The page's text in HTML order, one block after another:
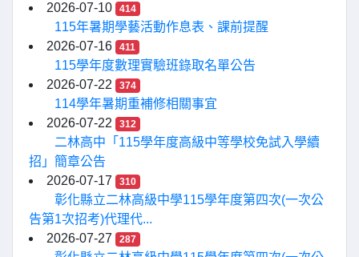
2026-07-10
414
115年暑期學藝活動作息表、課前提醒
2026-07-16
411
115學年度數理實驗班錄取名單公告
2026-07-22
374
114學年暑期重補修相關事宜
2026-07-22
312
二林高中「115學年度高級中等學校免試入學續
招」簡章公告
2026-07-17
310
彰化縣立二林高級中學115學年度第四次(一次公
告第1次招考)代理代...
2026-07-27
287